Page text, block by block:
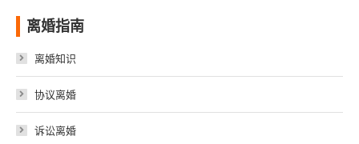
离婚指南
离婚知识
协议离婚
诉讼离婚